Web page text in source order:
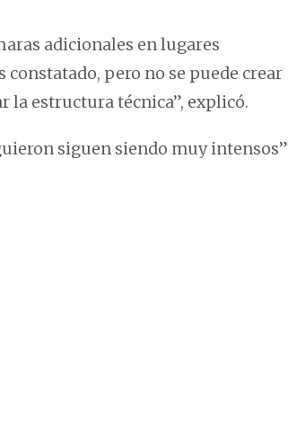
adicionales en lugares
pero no se puede crear
la estructura técnica”, explicó.
siguen siendo muy intensos”